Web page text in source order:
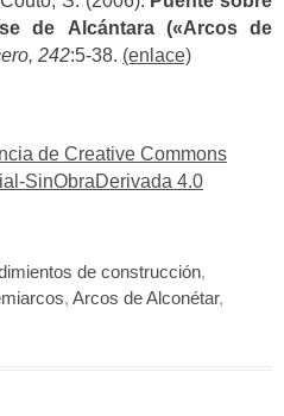
de Alcántara («Arcos de
242:5-38. (enlace)
de Creative Commons
SinObraDerivada 4.0
de construcción,
, Arcos de Alconétar,